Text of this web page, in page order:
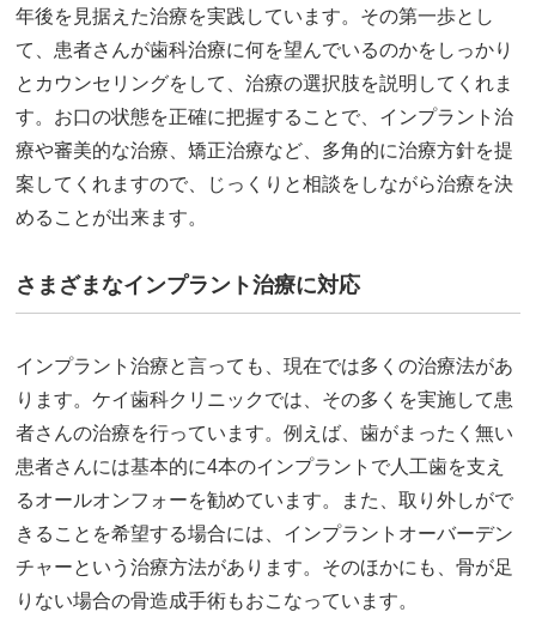
年後を見据えた治療を実践しています。その第一歩とし
て、患者さんが歯科治療に何を望んでいるのかをしっかり
とカウンセリングをして、治療の選択肢を説明してくれま
す。お口の状態を正確に把握することで、インプラント治
療や審美的な治療、矯正治療など、多角的に治療方針を提
案してくれますので、じっくりと相談をしながら治療を決
めることが出来ます。
さまざまなインプラント治療に対応
インプラント治療と言っても、現在では多くの治療法があ
ります。ケイ歯科クリニックでは、その多くを実施して患
者さんの治療を行っています。例えば、歯がまったく無い
患者さんには基本的に4本のインプラントで人工歯を支え
るオールオンフォーを勧めています。また、取り外しがで
きることを希望する場合には、インプラントオーバーデン
チャーという治療方法があります。そのほかにも、骨が足
りない場合の骨造成手術もおこなっています。